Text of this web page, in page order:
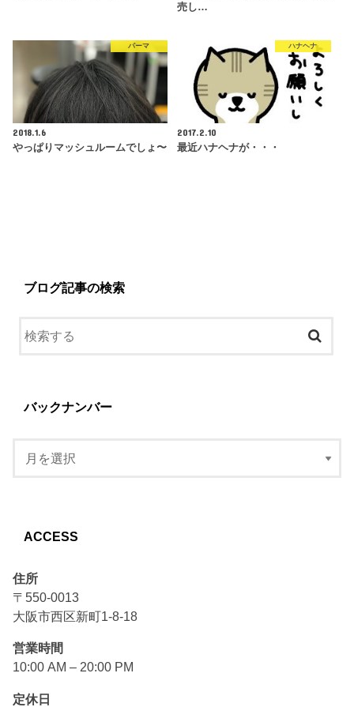
売し…
パーマ
2018.1.6
やっぱりマッシュルームでしょ〜
ハナヘナ
2017.2.10
最近ハナヘナが・・・
ブログ記事の検索
バックナンバー
ACCESS
住所
〒550-0013
大阪市西区新町1-8-18
営業時間
10:00 AM – 20:00 PM
定休日